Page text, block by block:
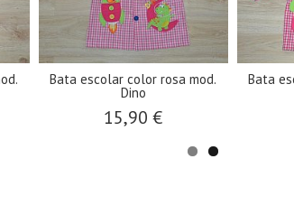
Bata escolar color rosa mod.
15,90 €
Bata escolar